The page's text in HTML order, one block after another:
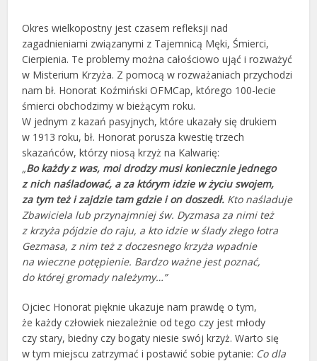
Okres wielkopostny jest czasem refleksji nad
zagadnieniami związanymi z Tajemnicą Męki, Śmierci,
Cierpienia. Te problemy można całościowo ująć i rozważyć
w Misterium Krzyża. Z pomocą w rozważaniach przychodzi
nam bł. Honorat Koźmiński OFMCap, którego 100-lecie
śmierci obchodzimy w bieżącym roku.
W jednym z kazań pasyjnych, które ukazały się drukiem
w 1913 roku, bł. Honorat porusza kwestię trzech
skazańców, którzy niosą krzyż na Kalwarię:
„Bo każdy z was, moi drodzy musi koniecznie jednego
z nich naśladować, a za którym idzie w życiu swojem,
za tym też i zajdzie tam gdzie i on doszedł. Kto naśladuje
Zbawiciela lub przynajmniej św. Dyzmasa za nimi też
z krzyża pójdzie do raju, a kto idzie w ślady złego łotra
Gezmasa, z nim też z doczesnego krzyża wpadnie
na wieczne potępienie. Bardzo ważne jest poznać,
do której gromady należymy…”
Ojciec Honorat pięknie ukazuje nam prawdę o tym,
że każdy człowiek niezależnie od tego czy jest młody
czy stary, biedny czy bogaty niesie swój krzyż. Warto się
w tym miejscu zatrzymać i postawić sobie pytanie: Co dla